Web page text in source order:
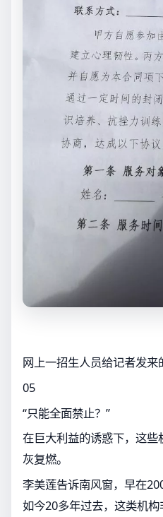
网上一招生人员给记者发
05
“只能全面禁止？”
在巨大利益的诱惑下，这些
灰复燃。
李美莲告诉南风窗，早在
如今20多年过去，这类机